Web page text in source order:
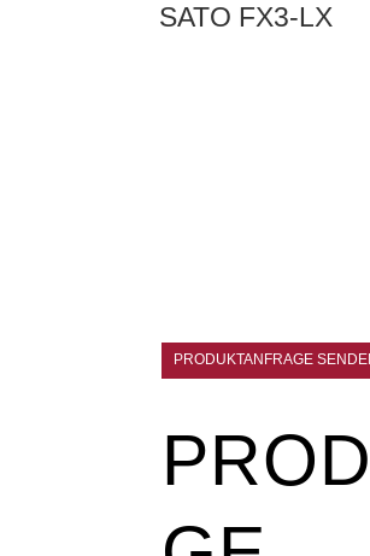
SATO FX3-LX
PRODUKTANFRAGE